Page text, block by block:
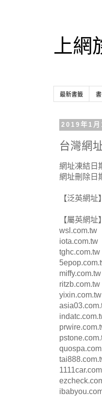
上
最新書籤
2019年1月
台灣網
網址凍結日
網址刪除日
【泛英網址】
【屬英網址】
wsl.com.tw
iota.com.tw
tghc.com.tw
miffy.com.tw
ritzb.com.tw
yixin.com.tw